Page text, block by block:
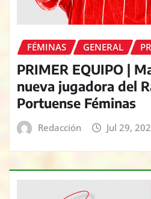
FÉMINAS GENERAL
PRIMER EQUIPO |
nueva jugadora del
Portuense Féminas
Redacción Jul 29,